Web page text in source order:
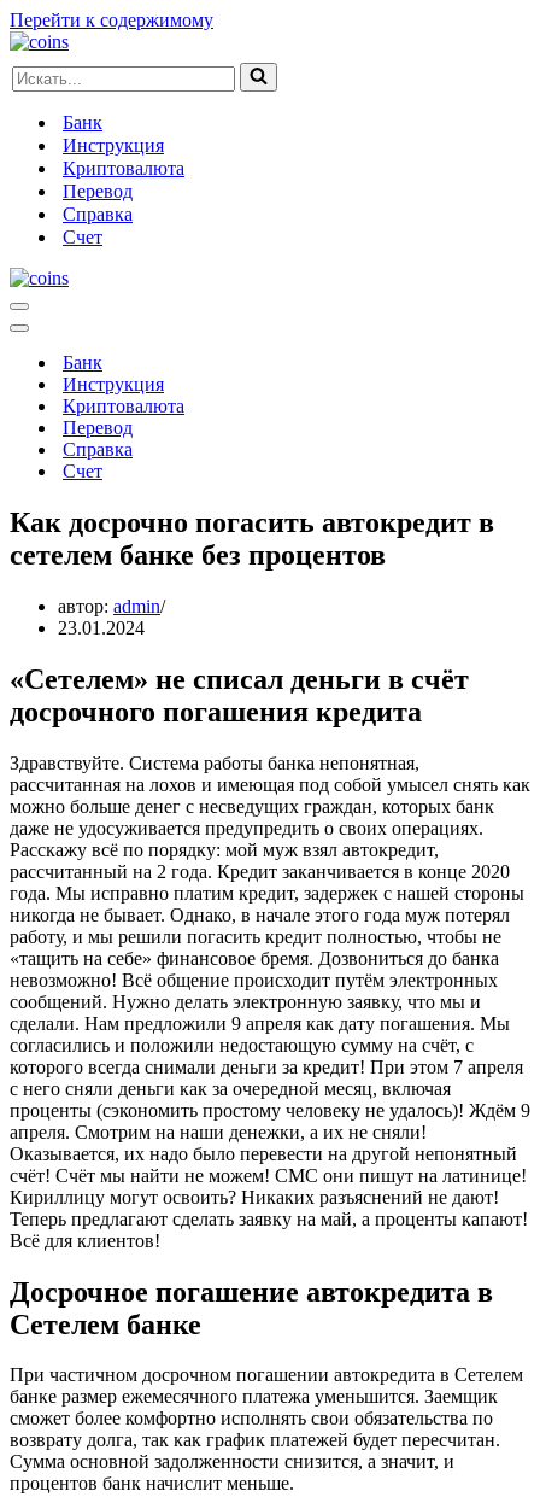
Перейти к содержимому
Искать...
Банк
Инструкция
Криптовалюта
Перевод
Справка
Счет
Меню
навигации
Меню
навигацииБанк
Инструкция
Криптовалюта
Перевод
Справка
Счет
Как досрочно погасить автокредит в
сетелем банке без процентов
автор: admin
23.01.2024
«Сетелем» не списал деньги в счёт
досрочного погашения кредита
Здравствуйте. Система работы банка непонятная,
рассчитанная на лохов и имеющая под собой умысел снять как
можно больше денег с несведущих граждан, которых банк
даже не удосуживается предупредить о своих операциях.
Расскажу всё по порядку: мой муж взял автокредит,
рассчитанный на 2 года. Кредит заканчивается в конце 2020
года. Мы исправно платим кредит, задержек с нашей стороны
никогда не бывает. Однако, в начале этого года муж потерял
работу, и мы решили погасить кредит полностью, чтобы не
«тащить на себе» финансовое бремя. Дозвониться до банка
невозможно! Всё общение происходит путём электронных
сообщений. Нужно делать электронную заявку, что мы и
сделали. Нам предложили 9 апреля как дату погашения. Мы
согласились и положили недостающую сумму на счёт, с
которого всегда снимали деньги за кредит! При этом 7 апреля
с него сняли деньги как за очередной месяц, включая
проценты (сэкономить простому человеку не удалось)! Ждём 9
апреля. Смотрим на наши денежки, а их не сняли!
Оказывается, их надо было перевести на другой непонятный
счёт! Счёт мы найти не можем! СМС они пишут на латинице!
Кириллицу могут освоить? Никаких разъяснений не дают!
Теперь предлагают сделать заявку на май, а проценты капают!
Всё для клиентов!
Досрочное погашение автокредита в
Сетелем банке
При частичном досрочном погашении автокредита в Сетелем
банке размер ежемесячного платежа уменьшится. Заемщик
сможет более комфортно исполнять свои обязательства по
возврату долга, так как график платежей будет пересчитан.
Сумма основной задолженности снизится, а значит, и
процентов банк начислит меньше.